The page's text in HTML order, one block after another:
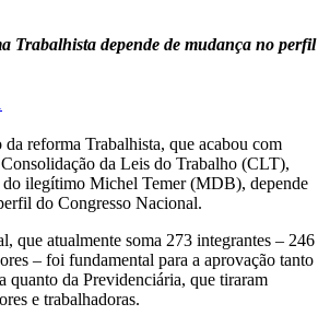
Trabalhista depende de mudança no perfil
da reforma Trabalhista, que acabou com
da Leis do Trabalho (CLT),
do ilegítimo Michel Temer (MDB), depende
do Congresso Nacional.
que atualmente soma 273 integrantes – 246
– foi fundamental para a aprovação tanto
quanto da Previdenciária, que tiraram
e trabalhadoras.